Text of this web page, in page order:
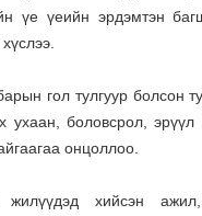
үе үеийн эрдэмтэн
гол тулгуур болсон
боловсрол,
онцоллоо.
хийсэн